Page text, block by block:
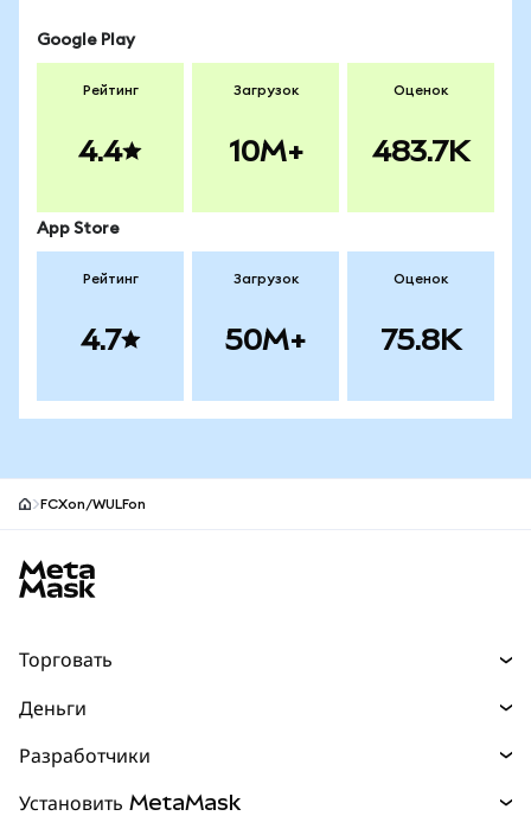
Google Play
Рейтинг
4.4
Загрузок
10M+
Оценок
483.7K
App Store
Рейтинг
4.7
Загрузок
50M+
Оценок
75.8K
FCXon/WULFon
Торговать
Прогнозы
Перпы НОВИНКА
Деньги
mUSD
Разработчики
Установить MetaMask